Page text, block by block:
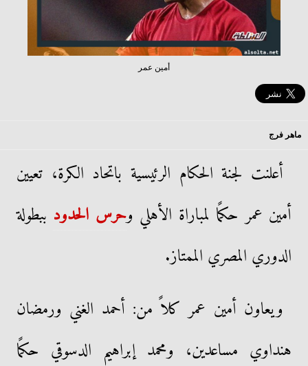
أمين عمر
ماهر فرج
أعلنت لجنة الحكام الرئيسية باتحاد الكرة، تعيين
أمين عمر حكمًا لمباراة الأهلي وحرس الحدود ببطولة
الدوري المصري الممتاز.
ويعاون أمين عمر كلاً من: أحمد الغني ورمضان
هنداوي مساعدين، ومحمد إبراهيم الدسوقي حكمًا